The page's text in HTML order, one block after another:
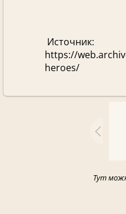
https://
heroes/
Тут